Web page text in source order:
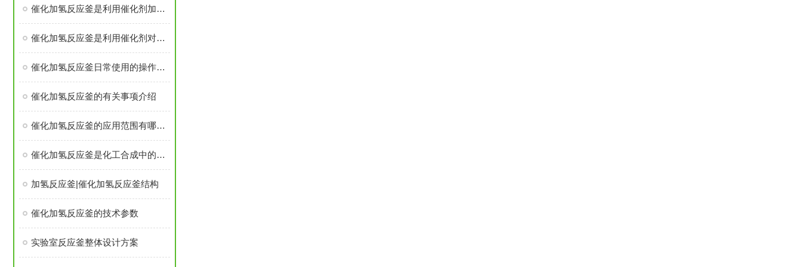
催化加氢反应釜是利用催化剂加快反应速度
催化加氢反应釜是利用催化剂对反应物中的化学键进行断裂和形成
催化加氢反应釜日常使用的操作要领
催化加氢反应釜的有关事项介绍
催化加氢反应釜的应用范围有哪些？
催化加氢反应釜是化工合成中的重要设备
加氢反应釜|催化加氢反应釜结构
催化加氢反应釜的技术参数
实验室反应釜整体设计方案